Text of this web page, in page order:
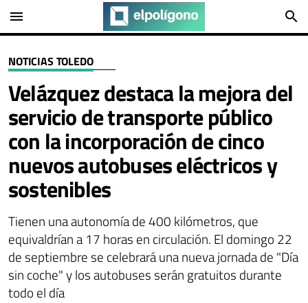
menu search
NOTICIAS TOLEDO
Velázquez destaca la mejora del
servicio de transporte público
con la incorporación de cinco
nuevos autobuses eléctricos y
sostenibles
Tienen una autonomía de 400 kilómetros, que
equivaldrían a 17 horas en circulación. El domingo 22
de septiembre se celebrará una nueva jornada de "Día
sin coche" y los autobuses serán gratuitos durante
todo el día